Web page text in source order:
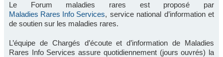
Le Forum maladies rares est proposé par
Maladies Rares Info Services, service national d’information et
de soutien sur les maladies rares.
L’équipe de Chargés d’écoute et d’information de Maladies
Rares Info Services assure quotidiennement (jours ouvrés) la